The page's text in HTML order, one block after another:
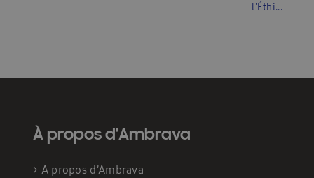
l'Éthi...
À propos d'Ambrava
> A propos d’Ambrava